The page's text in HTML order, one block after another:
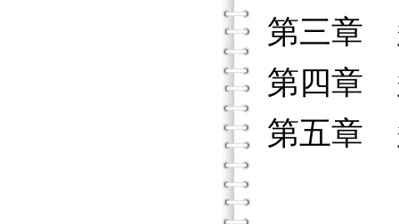
第三章
第四章
第五章